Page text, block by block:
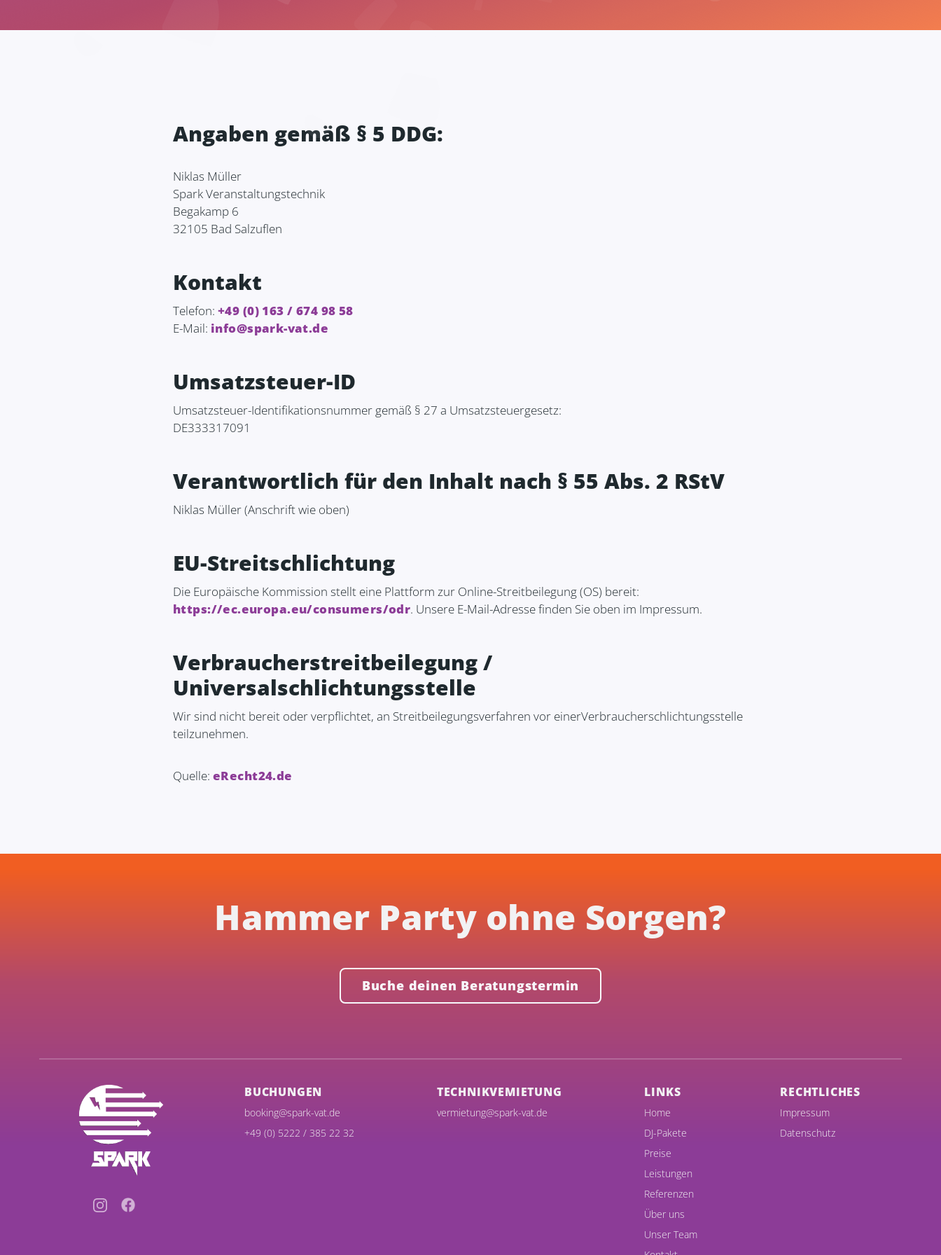
Angaben gemäß § 5 DDG:
Niklas Müller
Spark Veranstaltungstechnik
Begakamp 6
32105 Bad Salzuflen
Kontakt
Telefon: +49 (0) 163 / 674 98 58
E-Mail: info@spark-vat.de
Umsatzsteuer-ID
Umsatzsteuer-Identifikationsnummer gemäß § 27 a Umsatzsteuergesetz:
DE333317091
Verantwortlich für den Inhalt nach § 55 Abs. 2 RStV
Niklas Müller (Anschrift wie oben)
EU-Streitschlichtung
Die Europäische Kommission stellt eine Plattform zur Online-Streitbeilegung (OS) bereit:
https://ec.europa.eu/consumers/odr. Unsere E-Mail-Adresse finden Sie oben im Impressum.
Verbraucherstreitbeilegung /
Universalschlichtungsstelle
Wir sind nicht bereit oder verpflichtet, an Streitbeilegungsverfahren vor einerVerbraucherschlichtungsstelle
teilzunehmen.
Quelle: eRecht24.de
Hammer Party ohne Sorgen?
Buche deinen Beratungstermin
BUCHUNGEN
booking@spark-vat.de
+49 (0) 5222 / 385 22 32
TECHNIKVEMIETUNG
vermietung@spark-vat.de
LINKS
Home
DJ-Pakete
Preise
Leistungen
Referenzen
Über uns
Unser Team
RECHTLICHES
Impressum
Datenschutz